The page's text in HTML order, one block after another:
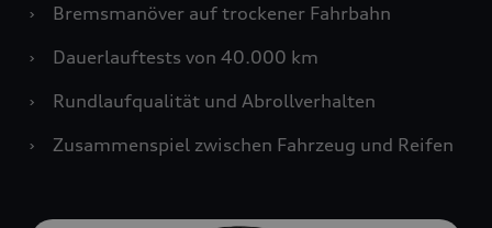
›
Bremsmanöver auf trockener Fahrbahn
›
Dauerlauftests von 40.000 km
›
Rundlaufqualität und Abrollverhalten
›
Zusammenspiel zwischen Fahrzeug und Reifen